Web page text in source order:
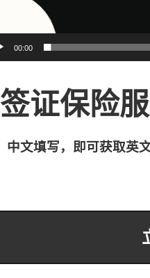
00:00
签证保险
中文填写，即可获取英